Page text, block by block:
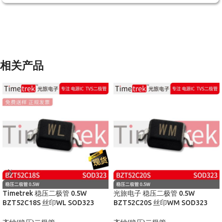
相关产品
Timetrek 稳压二极管 0.5W
BZT52C18S 丝印WL SOD323
光旅电子 稳压二极管 0.5W
BZT52C20S 丝印WM SOD323